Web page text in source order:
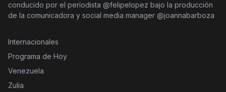
conducido por el periodista @felipelopez bajo la producción
de la comunicadora y social media manager @joannabarboza
Internacionales
Programa de Hoy
Venezuela
Zulia